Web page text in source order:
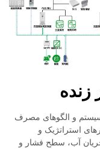
و الگوهای مصرف
استراتژیک و
آب، سطح فشار و